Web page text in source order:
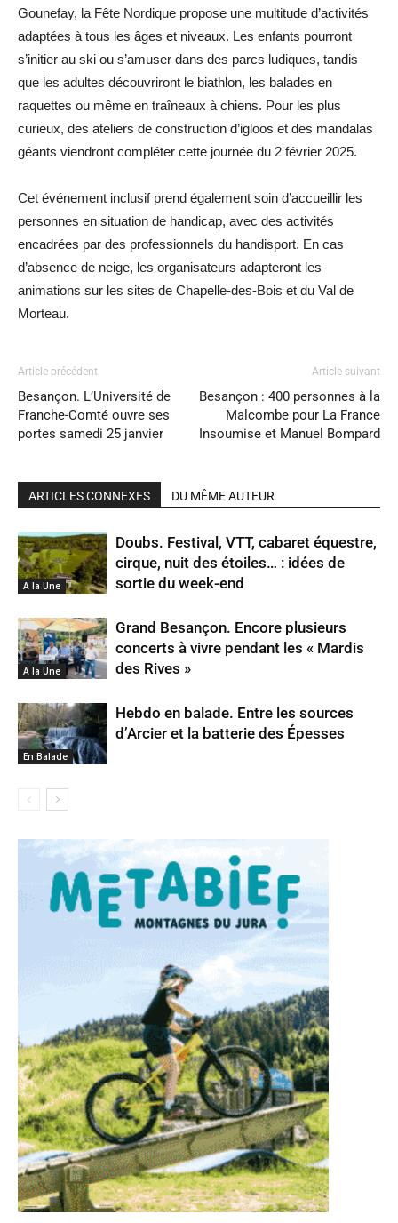
Gounefay, la Fête Nordique propose une multitude d’activités
adaptées à tous les âges et niveaux. Les enfants pourront
s’initier au ski ou s’amuser dans des parcs ludiques, tandis
que les adultes découvriront le biathlon, les balades en
raquettes ou même en traîneaux à chiens. Pour les plus
curieux, des ateliers de construction d’igloos et des mandalas
géants viendront compléter cette journée du 2 février 2025.
Cet événement inclusif prend également soin d’accueillir les
personnes en situation de handicap, avec des activités
encadrées par des professionnels du handisport. En cas
d’absence de neige, les organisateurs adapteront les
animations sur les sites de Chapelle-des-Bois et du Val de
Morteau.
Article précédent
Besançon. L’Université de
Franche-Comté ouvre ses
portes samedi 25 janvier
Article suivant
Besançon : 400 personnes à la
Malcombe pour La France
Insoumise et Manuel Bompard
ARTICLES CONNEXES DU MÊME AUTEUR
A la Une
Doubs. Festival, VTT, cabaret équestre,
cirque, nuit des étoiles… : idées de
sortie du week-end
A la Une
Grand Besançon. Encore plusieurs
concerts à vivre pendant les « Mardis
des Rives »
En Balade
Hebdo en balade. Entre les sources
d’Arcier et la batterie des Épesses